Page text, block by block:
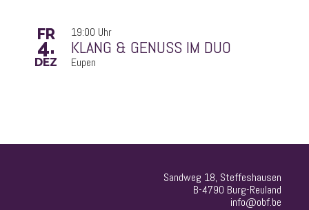
Sandweg 18, Steffeshausen
B-­4790 Burg-Reuland
info@obf.be
FR
4.
DEZ
19:00 Uhr
KLANG & GENUSS IM DUO
Eupen